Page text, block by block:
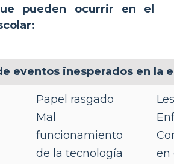
pueden ocurrir en el
eventos inesperados en la
Papel rasgado
Mal
funcionamiento
de la tecnología
en